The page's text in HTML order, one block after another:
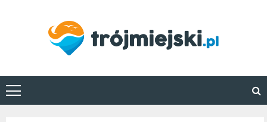
trojmiejski.pl